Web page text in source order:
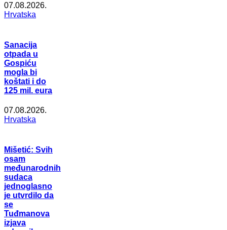
07.08.2026.
Hrvatska
Sanacija
otpada u
Gospiću
mogla bi
koštati i do
125 mil. eura
07.08.2026.
Hrvatska
Mišetić: Svih
osam
međunarodnih
sudaca
jednoglasno
je utvrdilo da
se
Tuđmanova
izjava